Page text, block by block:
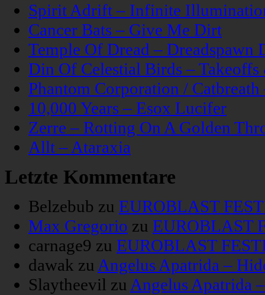
Spirit Adrift – Infinite
Cancer Bats – Give Me Dirt
Temple Of Dread – Dreadspawn
Din Of Celestial Birds –
Phantom Corporation /
10,000 Years – Esox Lucifer
Zerre – Rotting On A Golden
Allt – Ataraxia
Letzte Kommentare
Belzebub zu EUROBLAST
Max Gregorio zu EUROBLAST
carnage9 zu EUROBLAST
dawak zu Angelus Apatrida –
Slaytheevil zu Angelus Apatrida